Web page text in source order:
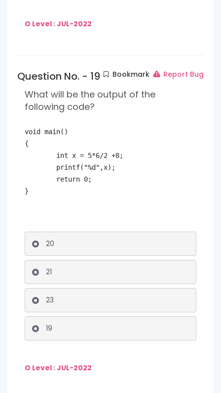
O Level : JUL-2022
Question No. - 19 Bookmark Report Bug
What will be the output of the
following code?
}
20
21
23
19
O Level : JUL-2022